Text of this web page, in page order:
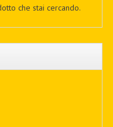
che stai cercando.